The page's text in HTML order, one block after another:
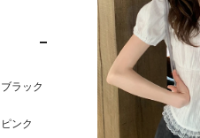
ブラック
ピンク